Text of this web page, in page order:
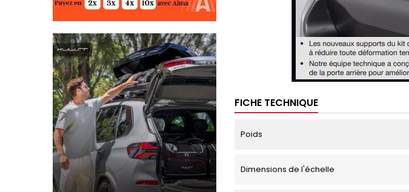
FICHE TECHNIQUE
Poids
Dimensions de l'échelle